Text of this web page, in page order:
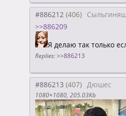
#886212
>>886209
Я делаю так только
Replies: >>886213
#886213 Дюшес
1080×1080 205.03Kb